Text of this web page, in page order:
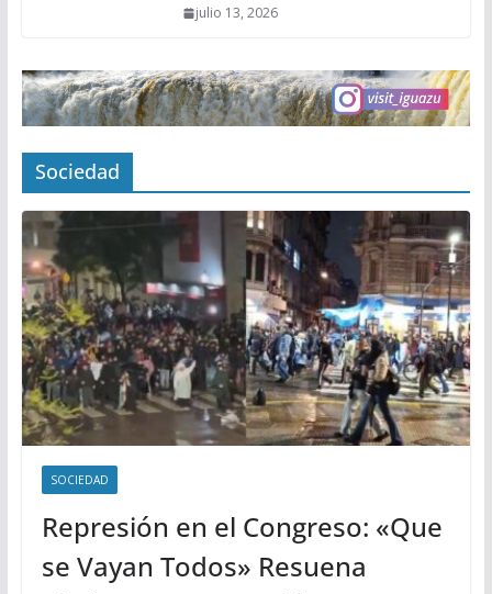
julio 13, 2026
Sociedad
SOCIEDAD
Represión en el Congreso: «Que
se Vayan Todos» Resuena